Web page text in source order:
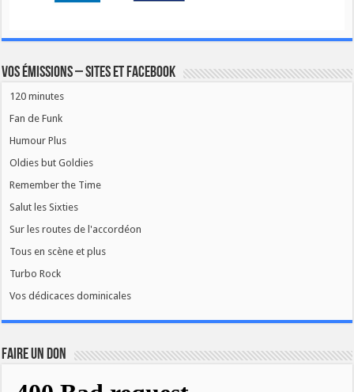
Vos émissions – Sites et Facebook
120 minutes
Fan de Funk
Humour Plus
Oldies but Goldies
Remember the Time
Salut les Sixties
Sur les routes de l'accordéon
Tous en scène et plus
Turbo Rock
Vos dédicaces dominicales
FAIRE UN DON